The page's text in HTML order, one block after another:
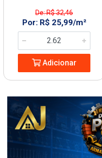
De: R$ 32,46
Por: R$ 25,99/m²
Adicionar